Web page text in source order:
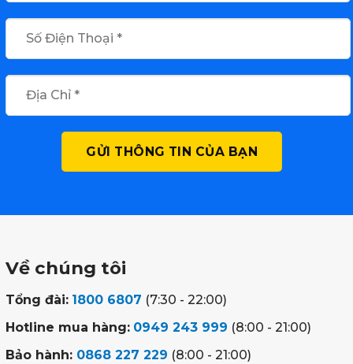
Về chúng tôi
Tổng đài: 1800 6807 (7:30 - 22:00)
Hotline mua hàng: 0949 243 999 (8:00 - 21:00)
Bảo hành: 0868 227 229 (8:00 - 21:00)